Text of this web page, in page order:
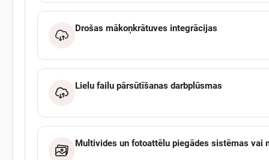
Drošas mākoņkrātuves integrācijas
Lielu failu pārsūtīšanas darbplūsmas
Multivides un fotoattēlu piegādes sistēmas vai